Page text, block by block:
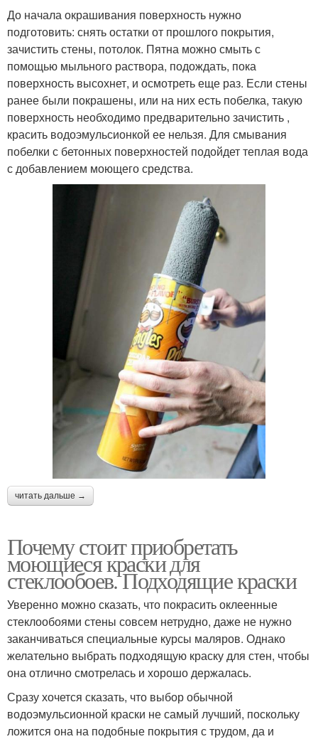
До начала окрашивания поверхность нужно
подготовить: снять остатки от прошлого покрытия,
зачистить стены, потолок. Пятна можно смыть с
помощью мыльного раствора, подождать, пока
поверхность высохнет, и осмотреть еще раз. Если стены
ранее были покрашены, или на них есть побелка, такую
поверхность необходимо предварительно зачистить ,
красить водоэмульсионкой ее нельзя. Для смывания
побелки с бетонных поверхностей подойдет теплая вода
с добавлением моющего средства.
читать дальше →
Почему стоит приобретать
моющиеся краски для
стеклообоев. Подходящие краски
Уверенно можно сказать, что покрасить оклеенные
стеклообоями стены совсем нетрудно, даже не нужно
заканчиваться специальные курсы маляров. Однако
желательно выбрать подходящую краску для стен, чтобы
она отлично смотрелась и хорошо держалась.
Сразу хочется сказать, что выбор обычной
водоэмульсионной краски не самый лучший, поскольку
ложится она на подобные покрытия с трудом, да и